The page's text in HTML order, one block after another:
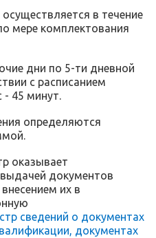
в течение
мере комплектования
дни по 5-ти дневной
с расписанием
- 45 минут.
определяются
оказывает
документов
их в
сведений о документах
документах